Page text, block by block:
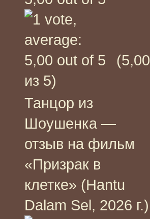
(5,00
из 5)
Танцор из
Шоушенка —
отзыв на фильм
«Призрак в
клетке» (Hantu
Dalam Sel, 2026 г.)